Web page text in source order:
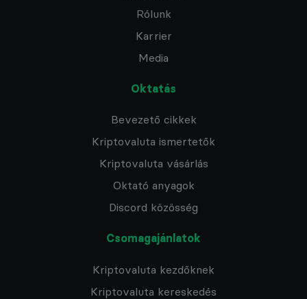
Rólunk
Karrier
Media
Oktatás
Bevezető cikkek
Kriptovaluta ismertetők
Kriptovaluta vásárlás
Oktató anyagok
Discord közösség
Csomagajánlatok
Kriptovaluta kezdőknek
Kriptovaluta kereskedés